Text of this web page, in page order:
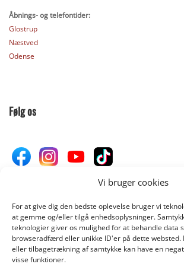
Vi bruger cookies
For at give dig den bedste oplevelse bruger vi
at gemme og/eller tilgå enhedsoplysninger.
teknologier giver os mulighed for at behandle data
browseradfærd eller unikke ID'er på dette websted.
eller tilbagetrækning af samtykke kan have en
visse funktioner.
Åbnings- og telefontider:
Glostrup
Næstved
Odense
Følg os
Donér til Inges Kattehjem
DONÉR